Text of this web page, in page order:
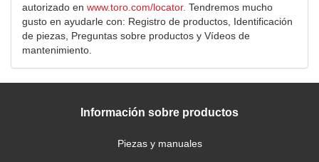
autorizado en www.toro.com/locator. Tendremos mucho
gusto en ayudarle con: Registro de productos, Identificación
de piezas, Preguntas sobre productos y Vídeos de
mantenimiento.
Información sobre productos
Piezas y manuales